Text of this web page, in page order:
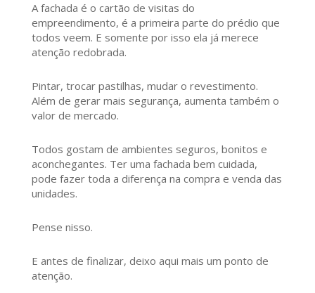
A fachada é o cartão de visitas do
empreendimento, é a primeira parte do prédio que
todos veem. E somente por isso ela já merece
atenção redobrada.
Pintar, trocar pastilhas, mudar o revestimento.
Além de gerar mais segurança, aumenta também o
valor de mercado.
Todos gostam de ambientes seguros, bonitos e
aconchegantes. Ter uma fachada bem cuidada,
pode fazer toda a diferença na compra e venda das
unidades.
Pense nisso.
E antes de finalizar, deixo aqui mais um ponto de
atenção.